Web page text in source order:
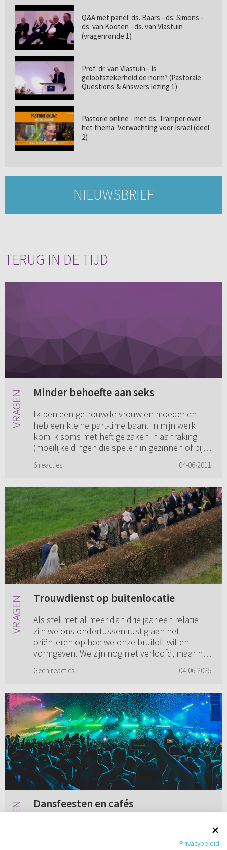
Q&A met panel: ds. Baars - ds. Simons -
ds. van Kooten - ds. van Vlastuin
(vragenronde 1)
Prof. dr. van Vlastuin - Is
geloofszekerheid de norm? (Pastorale
Questions & Answers lezing 1)
Pastorie online - met ds. Tramper over
het thema 'Verwachting voor Israël (deel
2)
NIEUWSBRIEF
TERUG IN DE TIJD
Minder behoefte aan seks
Ik ben een getrouwde vrouw en moeder en
heb een kleine part-time baan. In mijn werk
kom ik soms met heftige zaken in aanraking
(moeilijke dingen die spelen in gezinnen of bij
6 reacties 04-06-2011
Trouwdienst op buitenlocatie
Als stel met al meer dan drie jaar een relatie
zijn we ons ondertussen rustig aan het
oriënteren op hoe we onze bruiloft willen
vormgeven. We zijn nog niet verloofd, maar het
Geen reacties 04-06-2025
Dansfeesten en cafés
en cafés). Mijn vriend vindt dit erg lastig omdat
Privacybeleid